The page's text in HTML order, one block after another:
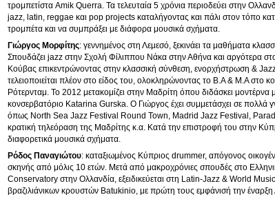
τρομπετίστα Amik Querra. Τα τελευταία 5 χρόνια περιοδεύει στην
jazz, latin, reggae και pop projects καταλήγοντας και πάλι στον τόπο
τρομπέτα και να συμπράξει με διάφορα μουσικά σχήματα.
Γιώργος Μορφίτης: γεννημένος στη Λεμεσό, ξεκινάει τα μαθήματα
Σπουδάζει jazz στην Σχολή Φίλιππου Νάκα στην Αθήνα και αργότερα
Κούβας επικεντρώνοντας στην κλασσική σύνθεση, ενορχήστρωση &
τελειοποιείται πλέον στο είδος του, ολοκληρώνοντας το Β.Α & Μ.Α στο
Ρότερνταμ. Το 2012 μετακομίζει στην Μαδρίτη όπου διδάσκει
κονσερβατόριο Katarina Gurska. Ο Γιώργος έχει συμμετάσχει σε πολλά
όπως North Sea Jazz Festival Round Town, Madrid Jazz Festival,
κρατική τηλεόραση της Μαδρίτης κ.α. Κατά την επιστροφή του στην
διαφορετικά μουσικά σχήματα.
Ρόδος Παναγιώτου: καταξιωμένος Κύπριος drummer, απόγονος
σκηνής από μόλις 10 ετών. Μετά από μακροχρόνιες σπουδές στο
Conservatory στην Ολλανδία, εξειδικεύεται στη Latin-Jazz & World
βραζιλιάνικων κρουστών Batukinio, με πρώτη τους εμφάνισή την